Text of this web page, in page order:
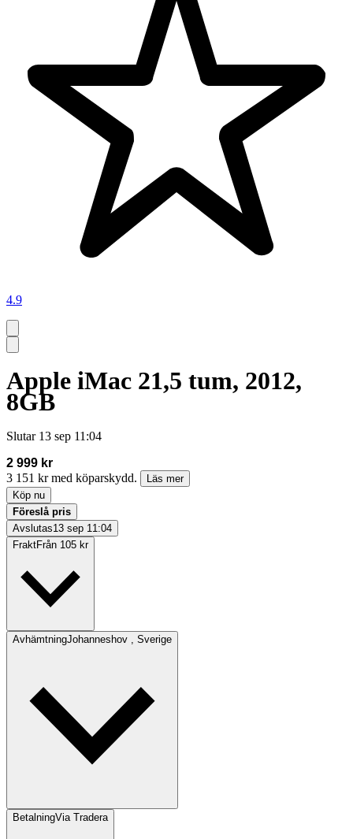
4.9
Apple iMac 21,5 tum, 2012,
8GB
Slutar 13 sep 11:04
2 999 kr
3 151 kr med köparskydd.
Läs mer
Köp nu
Föreslå pris
Avslutas13 sep 11:04
FraktFrån 105 kr
AvhämtningJohanneshov , Sverige
BetalningVia Tradera